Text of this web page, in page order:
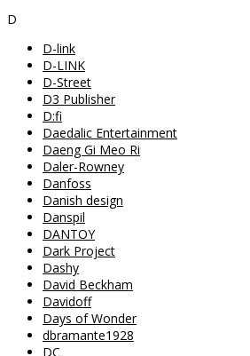
D
D-link
D-LINK
D-Street
D3 Publisher
D:fi
Daedalic Entertainment
Daeng Gi Meo Ri
Daler-Rowney
Danfoss
Danish design
Danspil
DANTOY
Dark Project
Dashy
David Beckham
Davidoff
Days of Wonder
dbramante1928
DC